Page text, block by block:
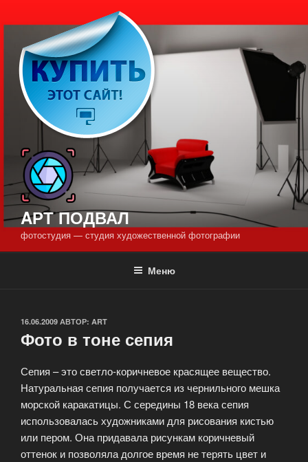
к
содержимому
AРТ ПОДВАЛ
фотостудия — студия художественной фотографии
Меню
ОПУБЛИКОВАНО
16.06.2009 АВТОР: ART
Фото в тоне сепия
Сепия – это светло-коричневое красящее вещество.
Натуральная сепия получается из чернильного мешка
морской каракатицы. С середины 18 века сепия
использовалась художниками для рисования кистью
или пером. Она придавала рисункам коричневый
оттенок и позволяла долгое время не терять цвет и